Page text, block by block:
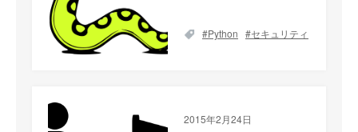
Python セキュリティ
2015年2月24日